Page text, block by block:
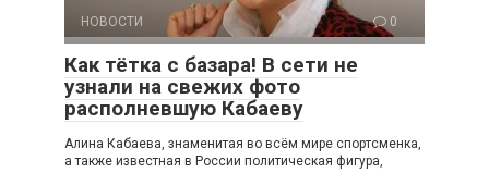
НОВОСТИ 0
Как тётка с базара! В сети не
узнали на свежих фото
располневшую Кабаеву
Алина Кабаева, знаменитая во всём мире спортсменка,
а также известная в России политическая фигура,